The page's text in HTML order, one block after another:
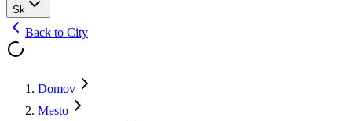
Sk
Back to City
Domov
Mesto